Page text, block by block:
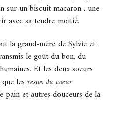
sur un biscuit macaron…une
avec sa tendre moitié.
la grand-mère de Sylvie et
le goût du bon, du
Et les deux soeurs
les restos du coeur
pain et autres douceurs de la